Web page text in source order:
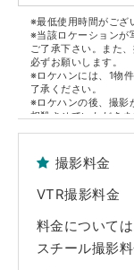
※最低使用時間がござ
※当該ロケーションが
ご了承下さい。また
必ずお願いします。
※ロケハンには、1物
了承ください。
※ロケハンの後、撮影
相殺させていただき
■原状回復
※躯体・設備・什器
ト及びロケハウスの
させていただきます。
撮影料金
VTR撮影料金
料金について
スチール撮影